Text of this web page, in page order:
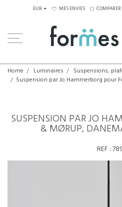
EUR MES ENVIES COMPARER
Home Luminaires
Suspensions,
Suspension par Jo Hammerborg pour
SUSPENSION PAR JO
& MØRUP,
REF :